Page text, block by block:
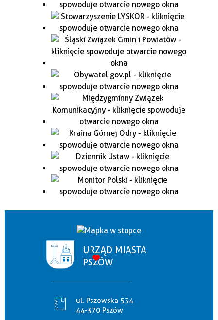
URZĄD MIASTA
PSZÓW
ul. Pszowska 534
44-370 Pszów